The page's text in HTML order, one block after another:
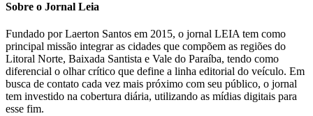
Sobre o Jornal Leia
Fundado por Laerton Santos em 2015, o jornal LEIA tem como
principal missão integrar as cidades que compõem as regiões do
Litoral Norte, Baixada Santista e Vale do Paraíba, tendo como
diferencial o olhar crítico que define a linha editorial do veículo. Em
busca de contato cada vez mais próximo com seu público, o jornal
tem investido na cobertura diária, utilizando as mídias digitais para
esse fim.